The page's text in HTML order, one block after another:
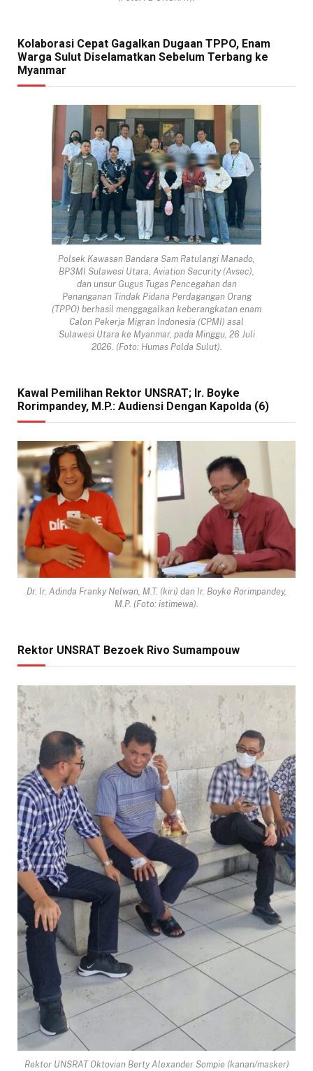
Kolaborasi Cepat Gagalkan Dugaan TPPO, Enam
Warga Sulut Diselamatkan Sebelum Terbang ke
Myanmar
Polsek Kawasan Bandara Sam Ratulangi Manado,
BP3MI Sulawesi Utara, Aviation Security (Avsec),
dan unsur Gugus Tugas Pencegahan dan
Penanganan Tindak Pidana Perdagangan Orang
(TPPO) berhasil menggagalkan keberangkatan enam
Calon Pekerja Migran Indonesia (CPMI) asal
Sulawesi Utara ke Myanmar, pada Minggu, 26 Juli
2026. (Foto: Humas Polda Sulut).
Kawal Pemilihan Rektor UNSRAT; Ir. Boyke
Rorimpandey, M.P.: Audiensi Dengan Kapolda (6)
Dr. Ir. Adinda Franky Nelwan, M.T. (kiri) dan Ir. Boyke Rorimpandey,
M.P. (Foto: istimewa).
Rektor UNSRAT Bezoek Rivo Sumampouw
Rektor UNSRAT Oktovian Berty Alexander Sompie (kanan/masker)